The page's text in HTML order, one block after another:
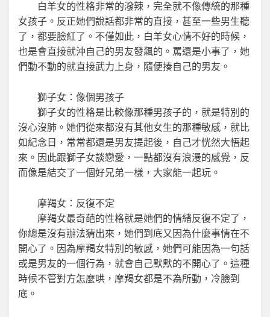
白羊女的性格非常的潑辣，完全就不像傳統的那種
女孩子。反正她們說話都非常的直接，甚至一些男生聽
了，都要臉紅了。不僅如此，白羊女心情不好的時候，
也是會直接就沖自己的男友發飆的。罵還是小事了，她
們動不動的就直接武力上身，隨便揍自己的男友。
獅子女：像個男孩子
獅子女的性格是比較像那種男孩子的，就是特別的
沒心沒肺。她們從來都沒有其他女生的那種敏感，就比
如紀念日，常常都還是男友提起後，自己才恍然大悟起
來。因此跟獅子女談戀愛，一點都沒有浪漫的感覺，反
而像是結交了一個好兄弟一樣，大家能一起玩。
摩羯女：反復不定
摩羯女最奇葩的性格就是她們的情緒反復不定了，
你總是沒有辦法猜出來，她們到底又因為什麼事情在不
開心了。因為摩羯女特別的敏感，她們可能因為一句話
或是男友的一個行為，就會自己默默的不開心了。這種
時候不管對方怎麼哄，摩羯女都是不為所動，冷臉到
底。